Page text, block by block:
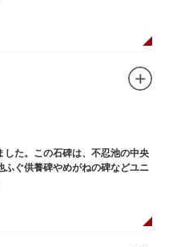
た。この石碑は、不忍池の中央
ふぐ供養碑やめがねの碑などユニ